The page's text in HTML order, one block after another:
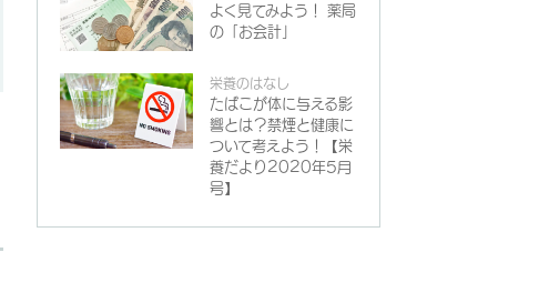
よく見てみよう！ 薬局
の「お会計」
栄養のはなし
たばこが体に与える影
響とは？禁煙と健康に
ついて考えよう！【栄
養だより2020年5月
号】